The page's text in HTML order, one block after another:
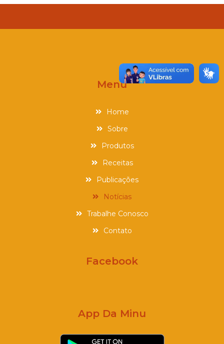
Menu
Home
Sobre
Produtos
Receitas
Publicações
Notícias
Trabalhe Conosco
Contato
Facebook
App Da Minu